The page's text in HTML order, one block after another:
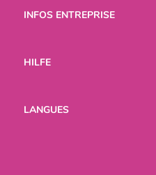
INFOS ENTREPRISE
HILFE
LANGUES